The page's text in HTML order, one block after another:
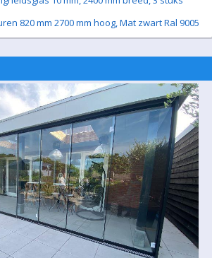
820 mm 2700 mm hoog, Mat zwart Ral 9005